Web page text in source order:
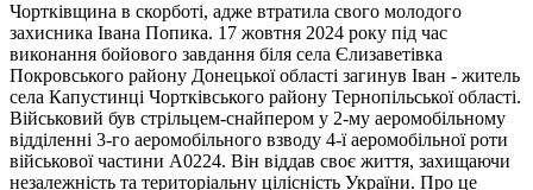
Чортківщина в скорботі, адже втратила свого молодого
захисника Івана Попика. 17 жовтня 2024 року під час
виконання бойового завдання біля села Єлизаветівка
Покровського району Донецької області загинув Іван - житель
села Капустинці Чортківського району Тернопільської області.
Військовий був стрільцем-снайпером у 2-му аеромобільному
відділенні 3-го аеромобільного взводу 4-ї аеромобільної роти
військової частини А0224. Він віддав своє життя, захищаючи
незалежність та територіальну цілісність України. Про це